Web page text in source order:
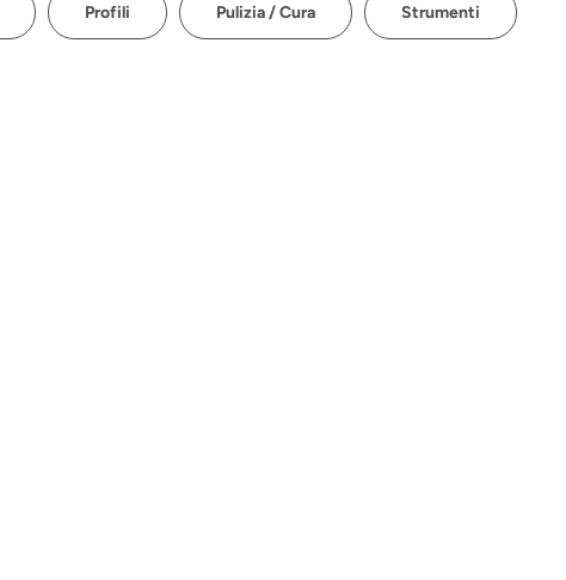
Profili Pulizia / Cura Strumenti